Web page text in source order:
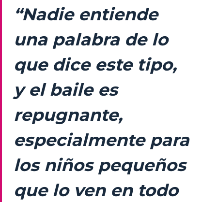
“Nadie entiende
una palabra de lo
que dice este tipo,
y el baile es
repugnante,
especialmente para
los niños pequeños
que lo ven en todo